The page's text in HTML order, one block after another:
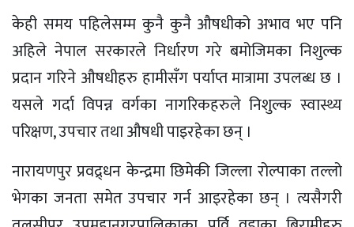
केही समय पहिलेसम्म कुनै कुनै औषधीको अभाव भए पनि
अहिले नेपाल सरकारले निर्धारण गरे बमोजिमका निशुल्क
प्रदान गरिने औषधीहरु हामीसँग पर्याप्त मात्रामा उपलब्ध छ ।
यसले गर्दा विपन्न वर्गका नागरिकहरुले निशुल्क स्वास्थ्य
परिक्षण, उपचार तथा औषधी पाइरहेका छन् ।
नारायणपुर प्रवद्र्धन केन्द्रमा छिमेकी जिल्ला रोल्पाका तल्लो
भेगका जनता समेत उपचार गर्न आइरहेका छन् । त्यसैगरी